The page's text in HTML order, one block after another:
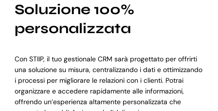
Soluzione 100%
personalizzata
Con STIIP, il tuo gestionale CRM sarà progettato per offrirti
una soluzione su misura, centralizzando i dati e ottimizzando
i processi per migliorare le relazioni con i clienti. Potrai
organizzare e accedere rapidamente alle informazioni,
offrendo un’esperienza altamente personalizzata che